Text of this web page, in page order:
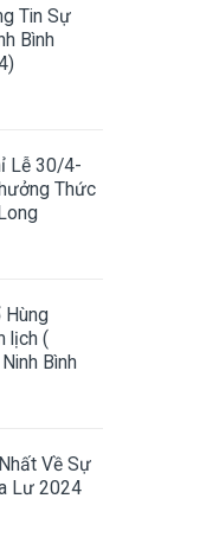
Tin Sự
Bình
Lễ 30/4-
Thức
Hùng
lịch (
Bình
Về Sự
Lư 2024